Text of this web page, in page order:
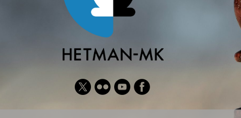
TwitterFlickrYouTubeFacebook